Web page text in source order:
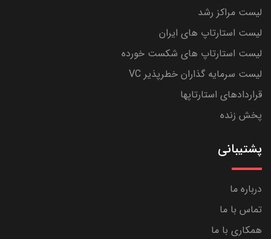
لیست مراکز رشد
لیست استارتاپ های ایران
لیست استارتاپ های شکست خورده
لیست سرمایه گذاران خطرپذیر VC
قراردادهای استارتاپها
پخش زنده
پشتیبانی
درباره ما
تماس با ما
همکاری با ما